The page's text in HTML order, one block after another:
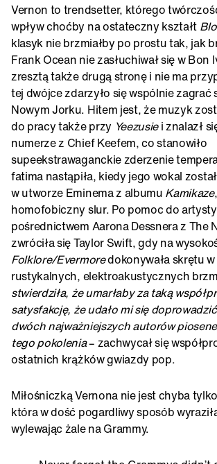
Vernon to trendsetter, którego
wpływ choćby na ostateczny kształt
klasyk nie brzmiałby po prostu tak, jak
Frank Ocean nie zasłuchiwał się w Bon
zresztą także drugą stronę i nie ma
tej dwójce zdarzyło się wspólnie zagrać
Nowym Jorku. Hitem jest, że muzyk
do pracy także przy Yeezusiei znalazł
numerze z Chief Keefem, co stanowiło
supeekstrawaganckie zderzenie
fatima nastąpiła, kiedy jego wokal
w utworze Eminema z albumu Kamikaze
homofobiczny slur. Po pomoc do
pośrednictwem Aarona Dessnera z The
zwróciła się Taylor Swift, gdy na
Folklore/Evermoredokonywała skrętu
rustykalnych, elektroakustycznych
stwierdziła, że umarłaby za taką
satysfakcję, że udało mi się
dwóch najważniejszych autorów
tego pokolenia– zachwycał się
ostatnich krążków gwiazdy pop.
Miłośniczką Vernona nie jest chyba
która w dość pogardliwy sposób
wylewając żale na Grammy.